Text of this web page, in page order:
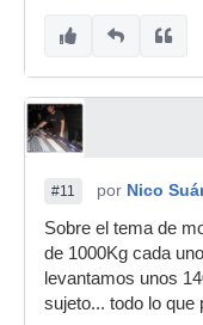
#11 por Nico
Sobre el tema de
de 1000Kg cada
levantamos unos
sujeto... todo lo que